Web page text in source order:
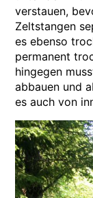
verstauen,
Zeltstangen
es ebenso
permanent
hingegen
abbauen und
es auch von